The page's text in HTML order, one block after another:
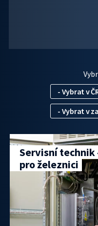
Servisní technik
pro železnici